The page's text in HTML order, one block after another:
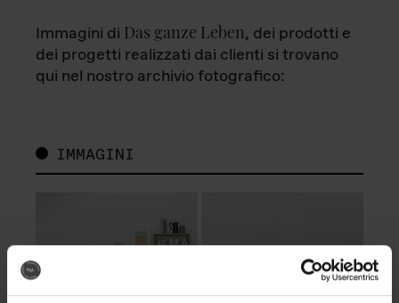
Immagini di Das ganze Leben, dei prodotti e
dei progetti realizzati dai clienti si trovano
qui nel nostro archivio fotografico:
IMMAGINI